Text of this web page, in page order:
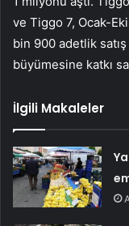
ve Tiggo 7, Ocak-
bin 900 adetlik satış
büyümesine katkı
İlgili Makaleler